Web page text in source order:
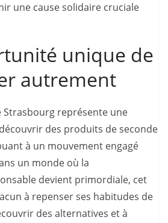
une cause solidaire cruciale
unique de
autrement
Strasbourg représente une
des produits de seconde
à un mouvement engagé
un monde où la
devient primordiale, cet
à repenser ses habitudes de
des alternatives et à